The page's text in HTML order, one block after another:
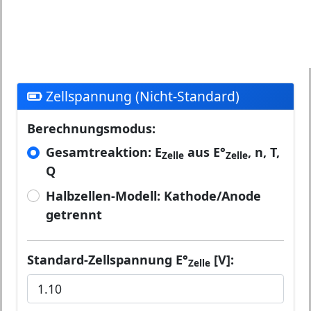
Zellspannung (Nicht-Standard)
Berechnungsmodus:
Gesamtreaktion: EZelle aus E°Zelle, n, T,
Q
Halbzellen-Modell: Kathode/Anode
getrennt
Standard-Zellspannung E°Zelle [V]: